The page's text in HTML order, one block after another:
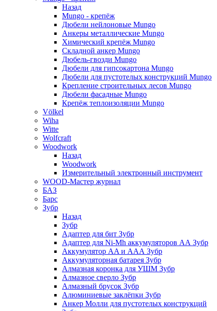
Назад
Mungo - крепёж
Дюбели нейлоновые Mungo
Анкеры металлические Mungo
Химический крепёж Mungo
Складной анкер Mungo
Дюбель-гвозди Mungo
Дюбели для гипсокартона Mungo
Дюбели для пустотелых конструкций Mungo
Крепление строительных лесов Mungo
Дюбели фасадные Mungo
Крепёж теплоизоляции Mungo
Völkel
Wiha
Witte
Wolfcraft
Woodwork
Назад
Woodwork
Измерительный электронный инструмент
WOOD-Мастер журнал
БАЗ
Барс
Зубр
Назад
Зубр
Адаптер для бит Зубр
Адаптер для Ni-Mh аккумуляторов АА Зубр
Аккумулятор AA и ААА Зубр
Аккумуляторная батарея Зубр
Алмазная коронка для УШМ Зубр
Алмазное сверло Зубр
Алмазный брусок Зубр
Алюминиевые заклёпки Зубр
Анкер Молли для пустотелых конструкций